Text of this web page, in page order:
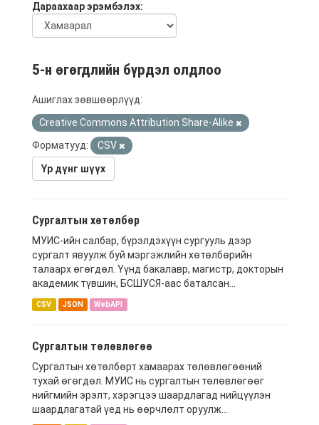
Дараахаар эрэмбэлэх
5-н өгөгдлийн бүрдэл олдлоо
Ашиглах зөвшөөрлүүд:
Creative Commons Attribution Share-Alike
Форматууд:
CSV
Үр дүнг шүүх
Сургалтын хөтөлбөр
МУИС-ийн салбар, бүрэлдэхүүн сургууль дээр
сургалт явуулж буй мэргэжлийн хөтөлбөрийн
талаарх өгөгдөл. Үүнд бакалавр, магистр, докторын
академик түвшин, БСШУСЯ-аас баталсан...
CSV JSON WebAPI
Сургалтын төлөвлөгөө
Сургалтын хөтөлбөрт хамаарах төлөвлөгөөний
тухай өгөгдөл. МУИС нь сургалтын төлөвлөгөөг
нийгмийн эрэлт, хэрэгцээ шаардлагад нийцүүлэн
шаардлагатай үед нь өөрчлөлт оруулж...